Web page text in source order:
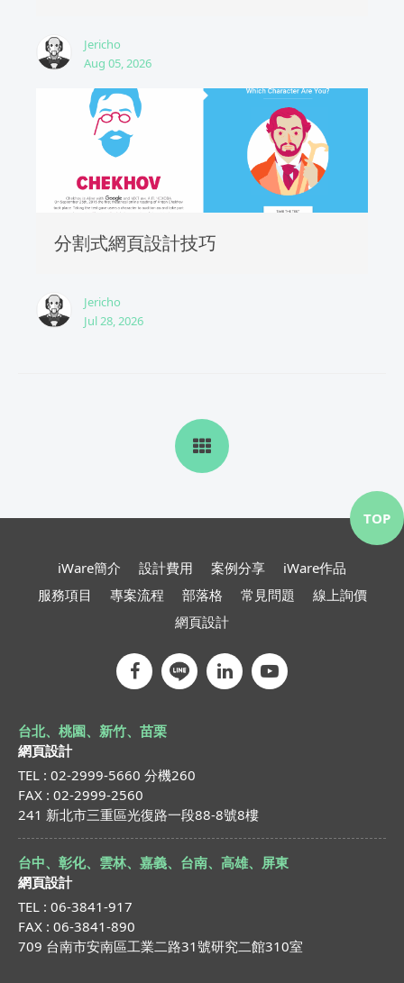
Jericho
Aug 05, 2026
分割式網頁設計技巧
Jericho
Jul 28, 2026
iWare簡介 設計費用 案例分享
iWare作品
服務項目
專案流程 部落格 常見問題
線上詢價
網頁設計
台北、桃園、新竹、苗栗
網頁設計
TEL : 02-2999-5660 分機260
FAX : 02-2999-2560
241 新北市三重區光復路一段88-8號8樓
台中、彰化、雲林、嘉義、台南、高雄、屏東
網頁設計
TEL : 06-3841-917
FAX : 06-3841-890
709 台南市安南區工業二路31號研究二館310室
TOP